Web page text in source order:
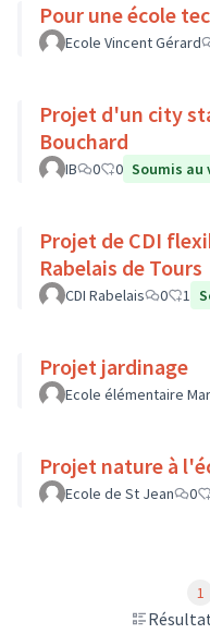
Pour une école
Ecole Vincent Gérard
Projet d'un city
Bouchard
IB 0 0 Soumis au
Projet de CDI
Rabelais de Tours
CDI Rabelais 0 1
Projet jardinage
Ecole élémentaire
Projet nature à
Ecole de St Jean 0
1